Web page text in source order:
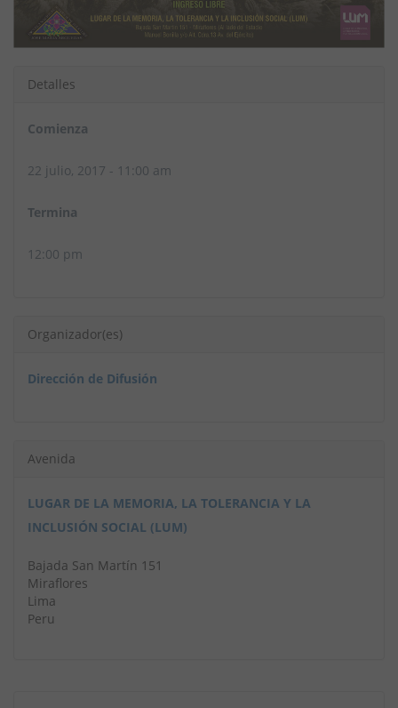
Detalles
Comienza
22 julio, 2017 - 11:00 am
Termina
12:00 pm
Organizador(es)
Dirección de Difusión
Avenida
LUGAR DE LA MEMORIA, LA TOLERANCIA Y LA
INCLUSIÓN SOCIAL (LUM)
Bajada San Martín 151
Miraflores
Lima
Peru